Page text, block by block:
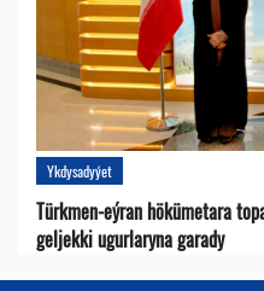
Ykdysadyýet
Türkmen-eýran hökümetara
geljekki ugurlaryna garady